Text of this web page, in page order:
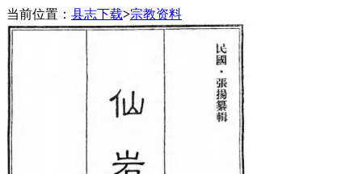
当前位置： 县志下载>宗教资料